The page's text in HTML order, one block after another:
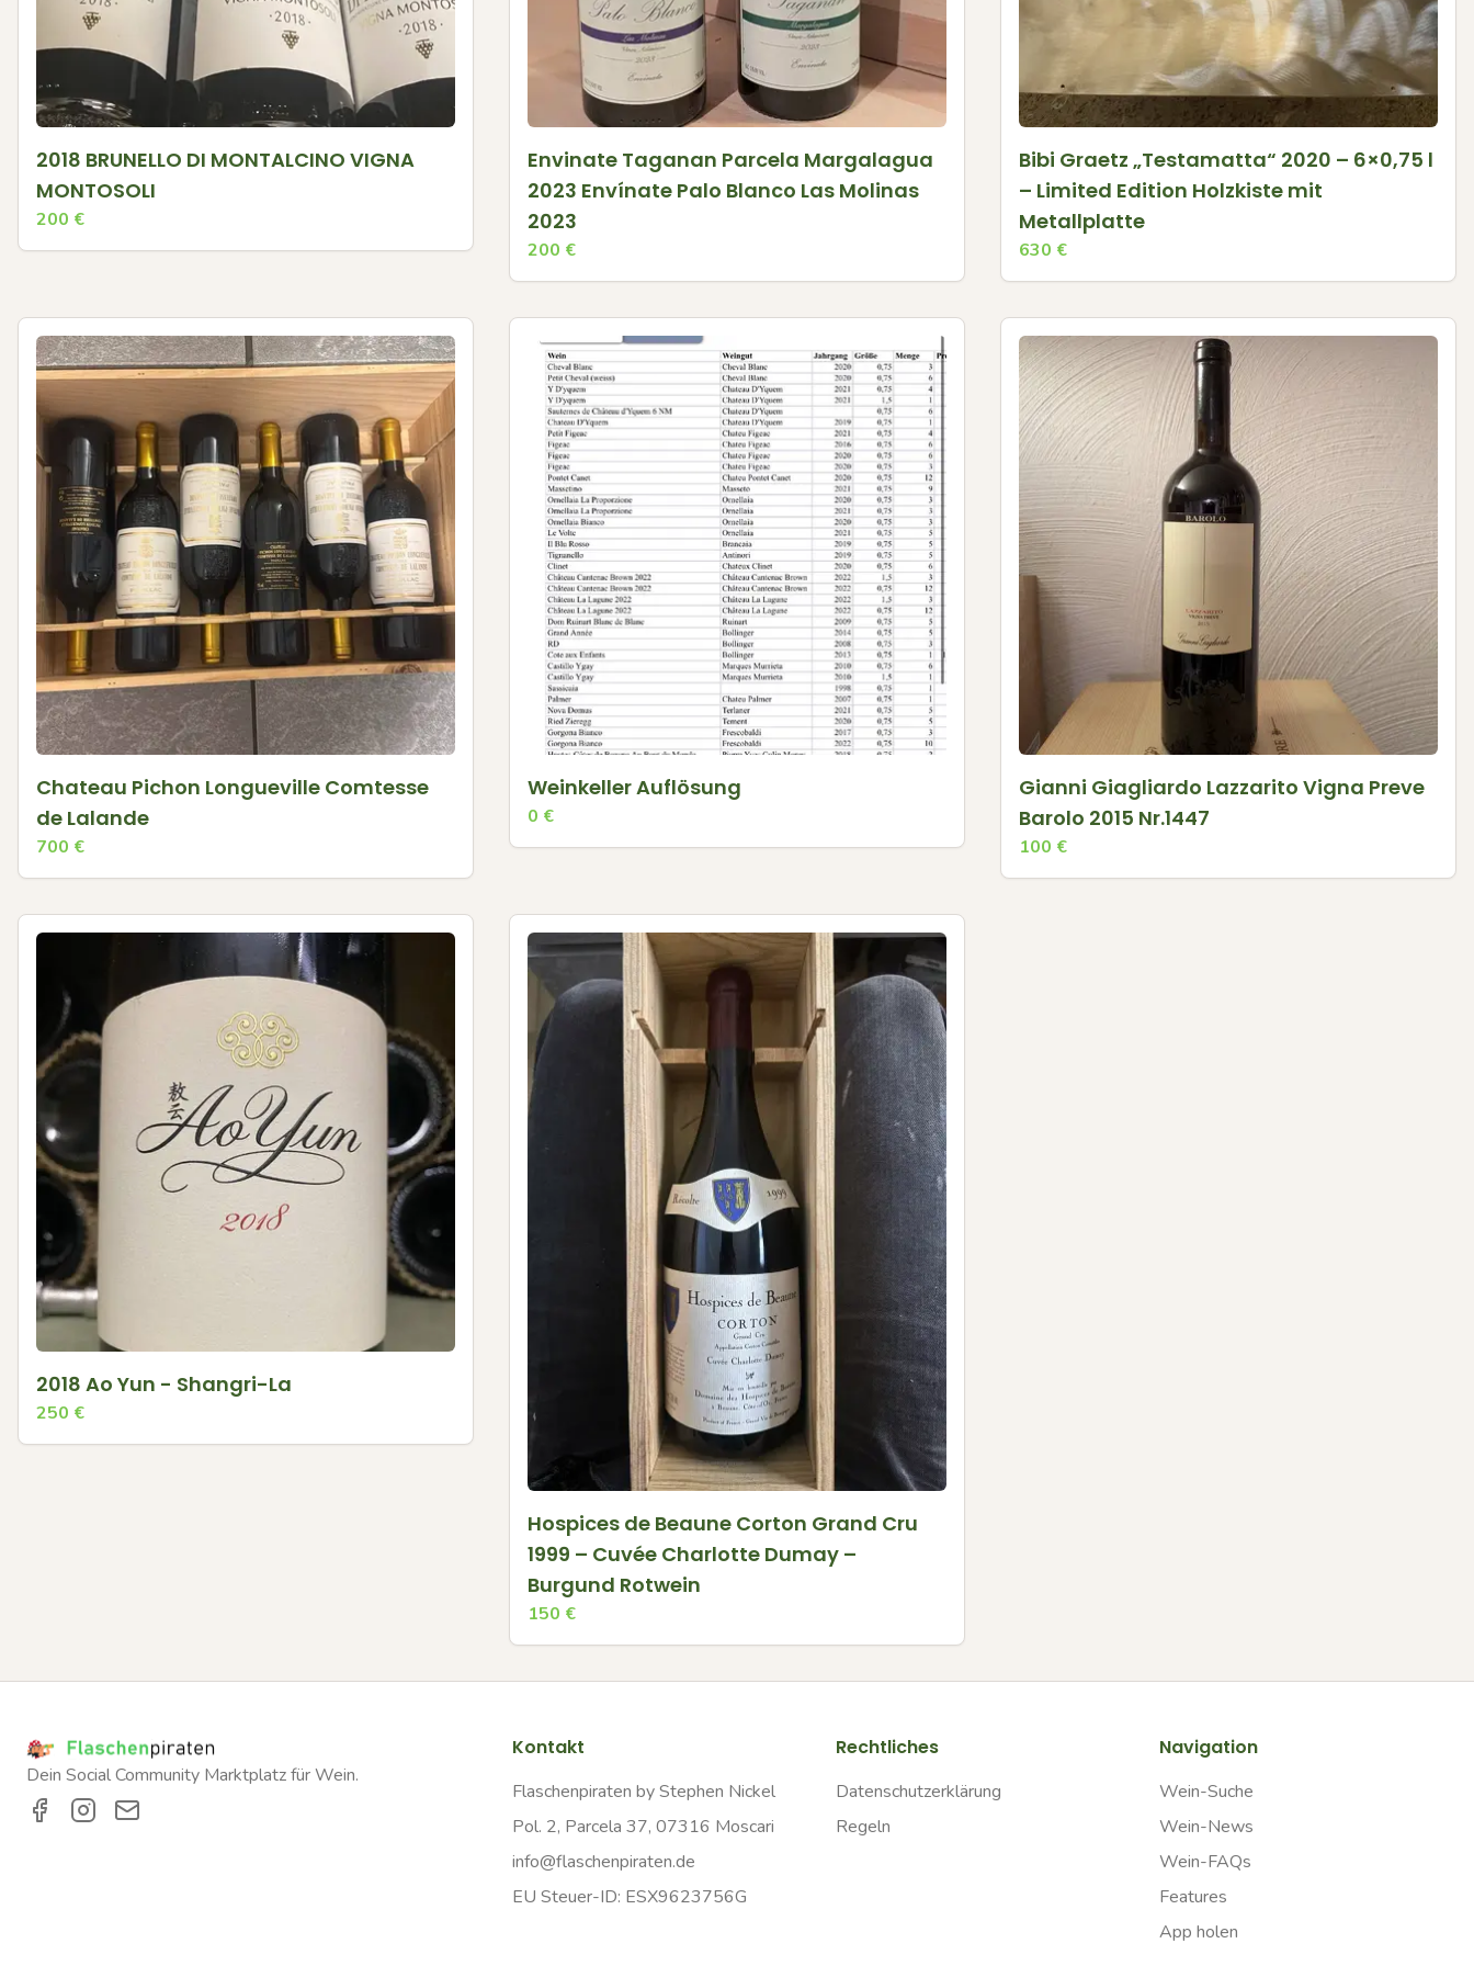
2018 BRUNELLO DI MONTALCINO VIGNA
MONTOSOLI
200 €
Envinate Taganan Parcela Margalagua
2023 Envínate Palo Blanco Las Molinas
2023
200 €
Bibi Graetz „Testamatta“ 2020 – 6×0,75 l
– Limited Edition Holzkiste mit
Metallplatte
630 €
Chateau Pichon Longueville Comtesse
de Lalande
700 €
Weinkeller Auflösung
0 €
Gianni Giagliardo Lazzarito Vigna Preve
Barolo 2015 Nr.1447
100 €
2018 Ao Yun - Shangri-La
250 €
Hospices de Beaune Corton Grand Cru
1999 – Cuvée Charlotte Dumay –
Burgund Rotwein
150 €
Dein Social Community Marktplatz für Wein.
Kontakt
Flaschenpiraten by Stephen Nickel
Pol. 2, Parcela 37, 07316 Moscari
info@flaschenpiraten.de
EU Steuer-ID: ESX9623756G
Rechtliches
Datenschutzerklärung
Regeln
Navigation
Wein-Suche
Wein-News
Wein-FAQs
Features
App holen